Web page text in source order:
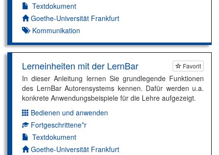
Textdokument
Autor*in:
Goethe-Universität Frankfurt
Kommunikation
Favorit
Lerneinheiten mit der LernBar
In dieser Anleitung lernen Sie grundlegende Funktionen
des LernBar Autorensystems kennen. Dafür werden u.a.
konkrete Anwendungsbeispiele für die Lehre aufgezeigt.
Dimension:
Bedienen und anwenden
Kompetenzniveau:
Fortgeschrittene*r
Textdokument
Autor*in:
Goethe-Universität Frankfurt